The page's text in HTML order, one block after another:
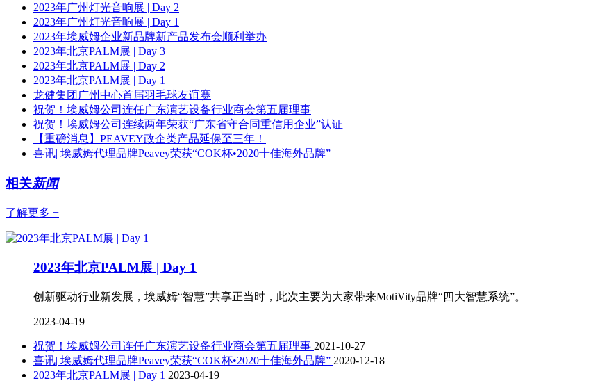
2023年广州灯光音响展 | Day 2
2023年广州灯光音响展 | Day 1
2023年埃威姆企业新品牌新产品发布会顺利举办
2023年北京PALM展 | Day 3
2023年北京PALM展 | Day 2
2023年北京PALM展 | Day 1
龙健集团广州中心首届羽毛球友谊赛
祝贺！埃威姆公司连任广东演艺设备行业商会第五届理事
祝贺！埃威姆公司连续两年荣获“广东省守合同重信用企业”认证
【重磅消息】PEAVEY政企类产品延保至三年！
喜讯| 埃威姆代理品牌Peavey荣获“COK杯•2020十佳海外品牌”
相关新闻
了解更多 +
2023年北京PALM展 | Day 1
创新驱动行业新发展，埃威姆“智慧”共享正当时，此次主要为大家带来MotiVity品牌“四大智慧系统”。
2023-04-19
祝贺！埃威姆公司连任广东演艺设备行业商会第五届理事 2021-10-27
喜讯| 埃威姆代理品牌Peavey荣获“COK杯•2020十佳海外品牌” 2020-12-18
2023年北京PALM展 | Day 1 2023-04-19